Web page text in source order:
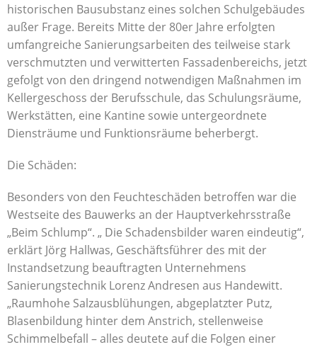
historischen Bausubstanz eines solchen Schulgebäudes
außer Frage. Bereits Mitte der 80er Jahre erfolgten
umfangreiche Sanierungsarbeiten des teilweise stark
verschmutzten und verwitterten Fassadenbereichs, jetzt
gefolgt von den dringend notwendigen Maßnahmen im
Kellergeschoss der Berufsschule, das Schulungsräume,
Werkstätten, eine Kantine sowie untergeordnete
Diensträume und Funktionsräume beherbergt.
Die Schäden:
Besonders von den Feuchteschäden betroffen war die
Westseite des Bauwerks an der Hauptverkehrsstraße
„Beim Schlump“. „ Die Schadensbilder waren eindeutig“,
erklärt Jörg Hallwas, Geschäftsführer des mit der
Instandsetzung beauftragten Unternehmens
Sanierungstechnik Lorenz Andresen aus Handewitt.
„Raumhohe Salzausblühungen, abgeplatzter Putz,
Blasenbildung hinter dem Anstrich, stellenweise
Schimmelbefall – alles deutete auf die Folgen einer